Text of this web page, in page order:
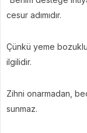
cesur adımıdır.
Çünkü yeme
ilgilidir.
Zihni onarmadan,
sunmaz.